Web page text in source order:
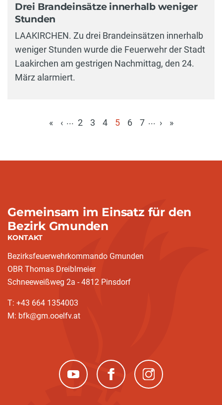
Drei Brandeinsätze innerhalb weniger
Stunden
LAAKIRCHEN. Zu drei Brandeinsätzen innerhalb
weniger Stunden wurde die Feuerwehr der Stadt
Laakirchen am gestrigen Nachmittag, den 24.
März alarmiert.
« ‹ ... 2 3 4
5
6 7 ... › »
Gemeinsam im Einsatz für den
Bezirk Gmunden
KONTAKT
Bezirksfeuerwehrkommando Gmunden
OBR Thomas Dreiblmeier
Schneeweißweg 2a - 4812 Pinsdorf
T: +43 664 1354003
M: bfk@gm.ooelfv.at
(neues Fenster)(neues Fenster)(neues Fenster)